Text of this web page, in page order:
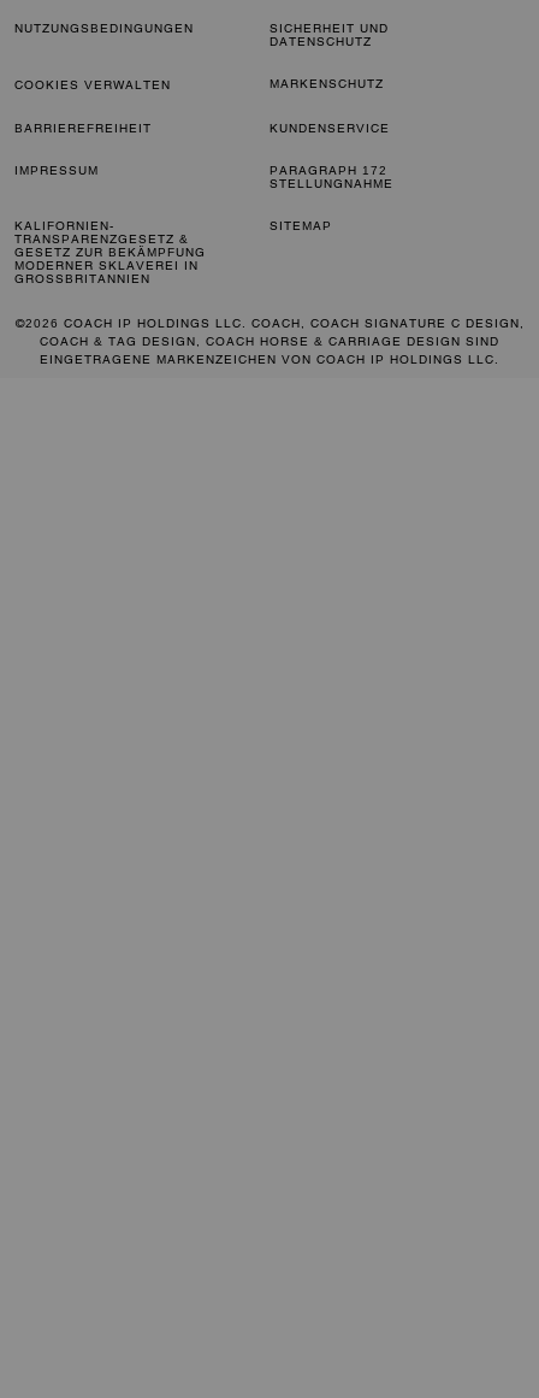
NUTZUNGSBEDINGUNGEN
SICHERHEIT UND
DATENSCHUTZ
COOKIES VERWALTEN MARKENSCHUTZ
BARRIEREFREIHEIT KUNDENSERVICE
IMPRESSUM
PARAGRAPH 172
STELLUNGNAHME
KALIFORNIEN-
TRANSPARENZGESETZ &
GESETZ ZUR BEKÄMPFUNG
MODERNER SKLAVEREI IN
GROSSBRITANNIEN
SITEMAP
©2026 COACH IP HOLDINGS LLC. COACH, COACH SIGNATURE C DESIGN,
COACH & TAG DESIGN, COACH HORSE & CARRIAGE DESIGN SIND
EINGETRAGENE MARKENZEICHEN VON COACH IP HOLDINGS LLC.